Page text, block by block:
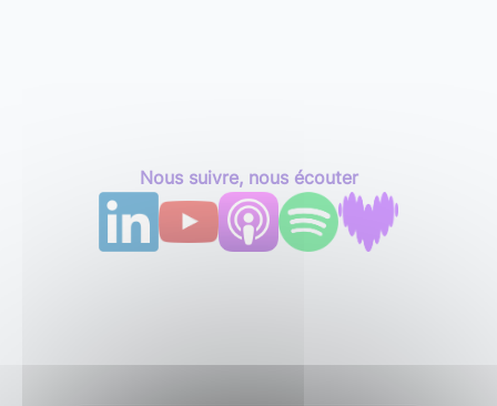
Nous suivre, nous écouter